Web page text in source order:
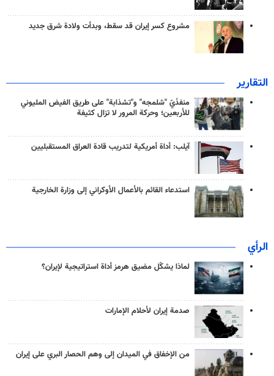
مشروع كسر إيران قد سقط، وبدأت ولادة شرق جديد
التقارير
منفذَيّ "شلمجه" و"تشذابة" على طريق الفيض المليوني
للأربعين؛ وحركة المرور لا تزال كثيفة
آيلب: أداة أمريكية لتدريب قادة العراق المستقبليين
استدعاء القائم بالأعمال الأوكراني إلى وزارة الخارجية
الرأي
لماذا يشكّل مضيق هرمز أداة استراتيجية لإيران؟
صدمة إيران لأحلام الإمارات
من الإخفاق في الميدان إلى وهم الحصار البري على إيران